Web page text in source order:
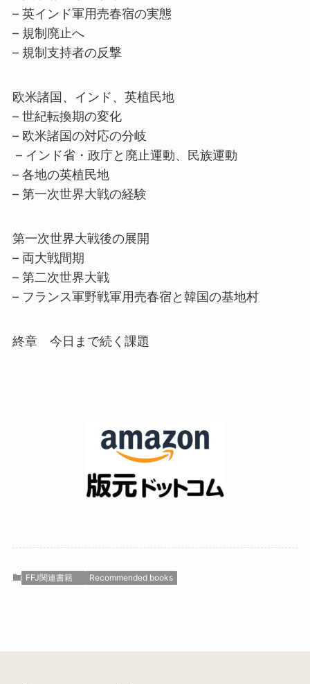
– 英インド軍用売春宿の実態
– 規制廃止へ
– 規制支持者の反撃
欧米諸国、インド、英植民地
– 世紀転換期の変化
– 欧米諸国の対応の分岐
– インド省・政庁と廃止運動、民族運動
– 各地の英植民地
– 第一次世界大戦の経験
第一次世界大戦後の展開
– 両大戦間期
– 第二次世界大戦
– フランス軍野戦軍用売春宿と韓国の基地村
終章 今日まで続く課題
FFJ関連書籍 Recommended books